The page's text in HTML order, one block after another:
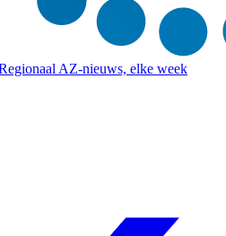
AZ-nieuws, elke week